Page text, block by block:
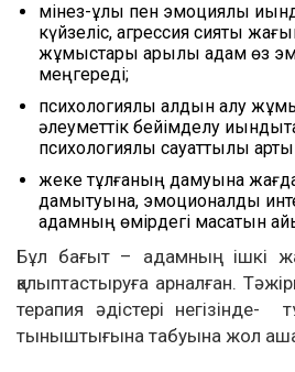
мінез-құлық пен эмоциялық
күйзеліс, агрессия сияқты
жұмыстары арқылы адам өз
меңгереді;
психологиялық алдын алу
әлеуметтік бейімделу
психологиялық сауаттылық
жеке тұлғаның дамуына
дамытуына, эмоционалдық
адамның өмірдегі мақсатын
Бұл бағыт – адамның ішкі
қалыптастыруға арналған.
терапия әдістері
тыныштығына табуына жол